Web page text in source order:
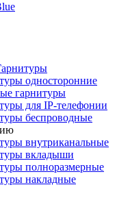
односторонние
гарнитуры
для IP-телефонии
беспроводные
внутриканальные
вкладыши
полноразмерные
накладные